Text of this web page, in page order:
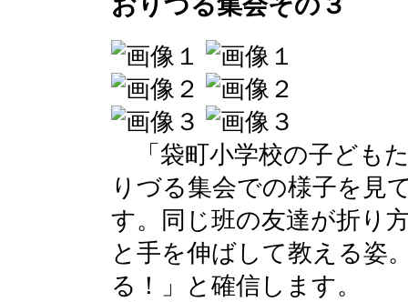
「袋町小学校の子ども
りづる集会での様子を見
す。同じ班の友達が折り
と手を伸ばして教える姿
る！」と確信します。